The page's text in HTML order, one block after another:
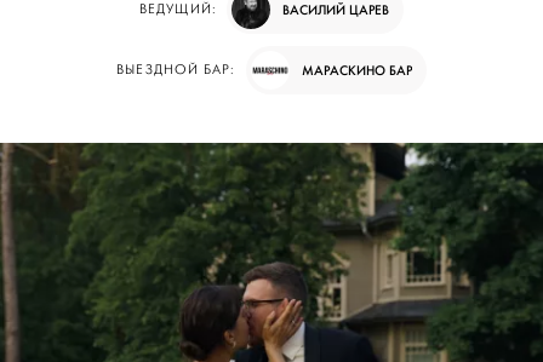
ВЕДУЩИЙ: ВАСИЛИЙ ЦАРЕВ
ВЫЕЗДНОЙ БАР: МАРАСКИНО БАР